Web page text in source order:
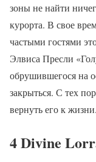
зоны не найти
курорта. В свое
частыми гостями
Элвиса Пресли
обрушившегося на
закрыться. С тех
вернуть его к жизни.
4 Divine